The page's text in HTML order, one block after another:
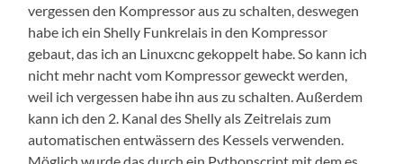
vergessen den Kompressor aus zu schalten, deswegen
habe ich ein Shelly Funkrelais in den Kompressor
gebaut, das ich an Linuxcnc gekoppelt habe. So kann ich
nicht mehr nacht vom Kompressor geweckt werden,
weil ich vergessen habe ihn aus zu schalten. Außerdem
kann ich den 2. Kanal des Shelly als Zeitrelais zum
automatischen entwässern des Kessels verwenden.